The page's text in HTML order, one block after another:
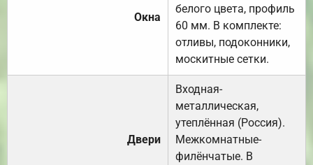
Окна
белого цвета, профиль
60 мм. В комплекте:
отливы, подоконники,
москитные сетки.
Двери
Входная-
металлическая,
утеплённая (Россия).
Межкомнатные-
филёнчатые. В